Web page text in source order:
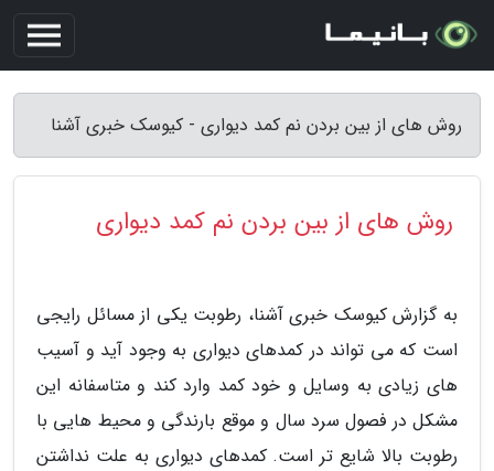
روش های از بین بردن نم کمد دیواری - کیوسک خبری آشنا
روش های از بین بردن نم کمد دیواری
به گزارش کیوسک خبری آشنا، رطوبت یکی از مسائل رایجی
است که می تواند در کمدهای دیواری به وجود آید و آسیب
های زیادی به وسایل و خود کمد وارد کند و متاسفانه این
مشکل در فصول سرد سال و موقع بارندگی و محیط هایی با
رطوبت بالا شایع تر است. کمدهای دیواری به علت نداشتن